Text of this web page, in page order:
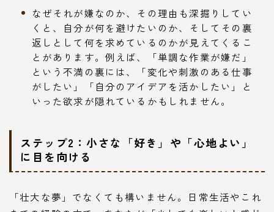
なぜそれが嫌なのか、その理由も深掘りしてい
くと、自分が何を避けたいのか、そしてその裏
返しとして何を求めているのかが見えてくるこ
とがあります。例えば、「単調な作業が嫌だ」
という不満の裏には、「変化や刺激のある仕事
がしたい」「自分のアイデアを活かしたい」と
いった欲求が隠れているかもしれません。
ステップ2：小さな「好き」や「心地よい」
に目を向ける
「壮大な夢」でなくても構いません。日常生活やこれ